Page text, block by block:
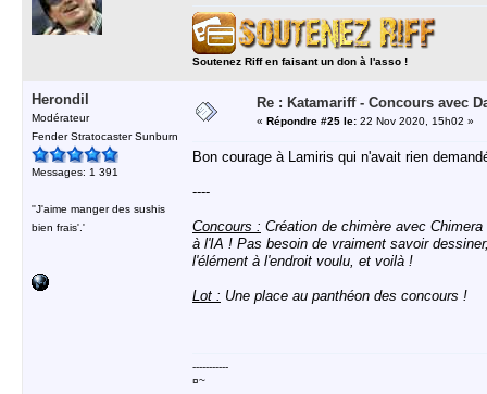
Soutenez Riff en faisant un don à l'asso !
Herondil
Modérateur
Fender Stratocaster Sunburn
Messages: 1 391
''J'aime manger des sushis
bien frais'.'
Re : Katamariff - Concours avec
« Répondre #25 le: 22 Nov 2020, 15h02 »
Bon courage à Lamiris qui n'avait rien
----
Concours : Création de chimère avec
à l'IA ! Pas besoin de vraiment savoir
l'élément à l'endroit voulu, et voilà !
Lot : Une place au panthéon des concours !
-----------
¤~